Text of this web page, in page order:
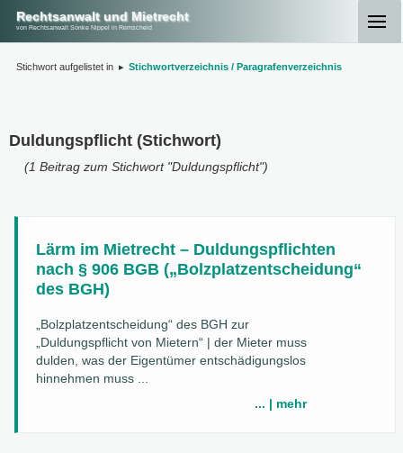
Rechtsanwalt und Mietrecht
von Rechtsanwalt Sönke Nippel in Remscheid
Stichwort aufgelistet in ▸ Stichwortverzeichnis / Paragrafenverzeichnis
Duldungspflicht (Stichwort)
(1 Beitrag zum Stichwort "Duldungspflicht")
Lärm im Mietrecht – Duldungspflichten
nach § 906 BGB („Bolzplatzentscheidung“
des BGH)
„Bolzplatzentscheidung“ des BGH zur
„Duldungspflicht von Mietern“ | der Mieter muss
dulden, was der Eigentümer entschädigungslos
hinnehmen muss ...
... | mehr